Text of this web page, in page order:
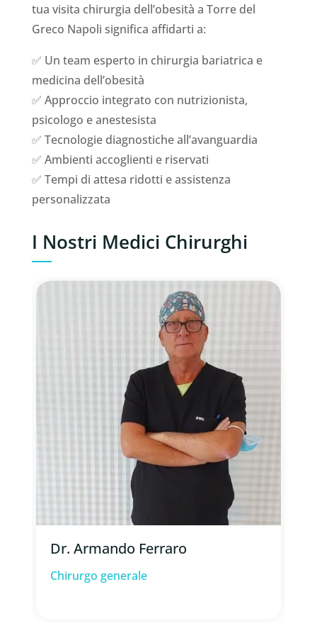
tua visita chirurgia dell’obesità a Torre del
Greco Napoli significa affidarti a:
✅ Un team esperto in chirurgia bariatrica e
medicina dell’obesità
✅ Approccio integrato con nutrizionista,
psicologo e anestesista
✅ Tecnologie diagnostiche all’avanguardia
✅ Ambienti accoglienti e riservati
✅ Tempi di attesa ridotti e assistenza
personalizzata
I Nostri Medici Chirurghi
Dr. Armando Ferraro
Chirurgo generale